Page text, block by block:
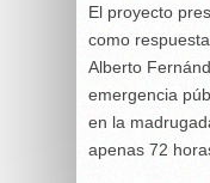
El proyecto
como
Alberto
emergencia
en la
apenas 72